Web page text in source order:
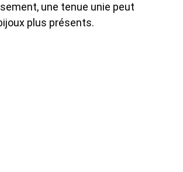
une tenue unie peut
plus présents.